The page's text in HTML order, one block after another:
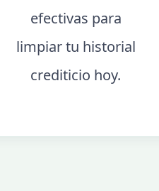
efectivas para
limpiar tu historial
crediticio hoy.